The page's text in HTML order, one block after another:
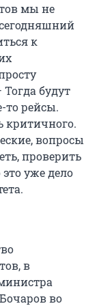
мы не
к
будут
то рейсы.
критичного.
вопросы
проверить
уже дело
в
во